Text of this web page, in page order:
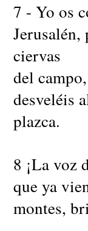
7 - Yo os
Jerusalén,
ciervas
del
desveléis
plazca.
8 ¡La voz
que ya
montes,